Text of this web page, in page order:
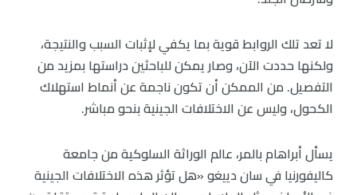
لا تعد تلك الروابط قوية بما يكفي لإثبات السبب والنتيجة،
ولكنها حددت الآن، وصار يمكن للباحثين دراستها بمزيد من
التفصيل. من الممكن أن تكون ناجمة عن أنماط استهلاك
الكحول، وليس عن الاختلافات الجينية بنحو مباشر.
يسأل أبراهام بالمر، عالم الوراثة السلوكية من جامعة
كاليفورنيا في سان دييغو «هل تؤثر هذه الاختلافات الجينية